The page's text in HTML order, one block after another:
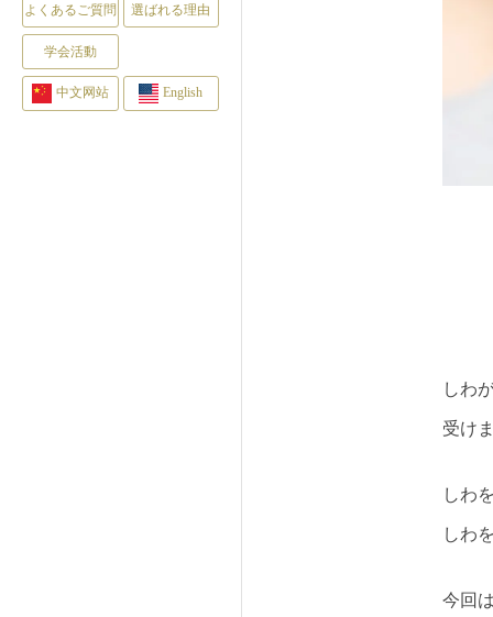
よくあるご質問 選ばれる理由
学会活動
中文网站 English
しわ
受け
しわ
しわ
今回